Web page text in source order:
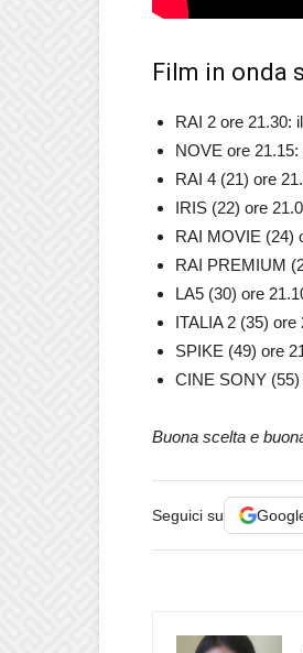
Film in onda
RAI 2 ore 21.30:
NOVE ore 21.15:
RAI 4 (21) ore
IRIS (22) ore
RAI MOVIE (24)
RAI PREMIUM
LA5 (30) ore
ITALIA 2 (35) ore
SPIKE (49) ore
CINE SONY
Buona scelta e
Seguici su